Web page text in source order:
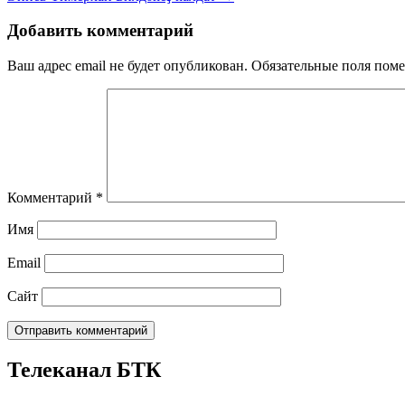
Добавить комментарий
Ваш адрес email не будет опубликован. Обязательные поля
Комментарий *
Имя
Email
Сайт
Телеканал БТК